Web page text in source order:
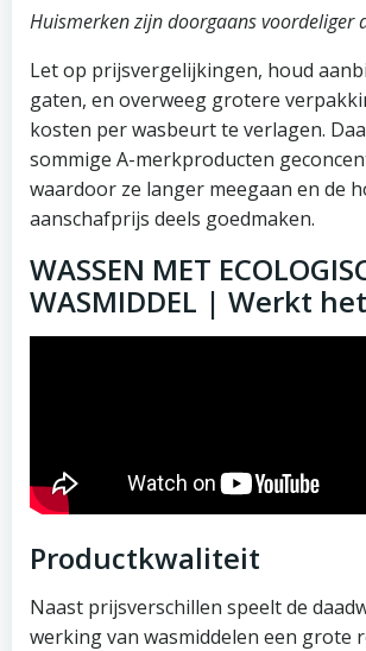
Huismerken zijn doorgaans voordeliger
Let op prijsvergelijkingen, houd
gaten, en overweeg grotere
kosten per wasbeurt te verlagen.
sommige A-merkproducten
waardoor ze langer meegaan en de
aanschafprijs deels goedmaken.
WASSEN MET
WASMIDDEL | Werkt
Productkwaliteit
Naast prijsverschillen speelt de
werking van wasmiddelen een grote